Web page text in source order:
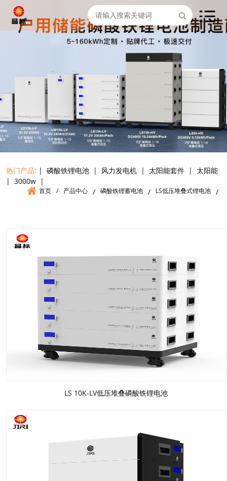
热门产品: | 磷酸铁锂电池 | 风力发电机 | 太阳能套件 |
太阳能
| 3000w |
首页 / 产品中心 / 磷酸铁锂蓄电池 / LS低压堆叠式锂电池 /
LS 10K-LV低压堆叠磷酸铁锂电池